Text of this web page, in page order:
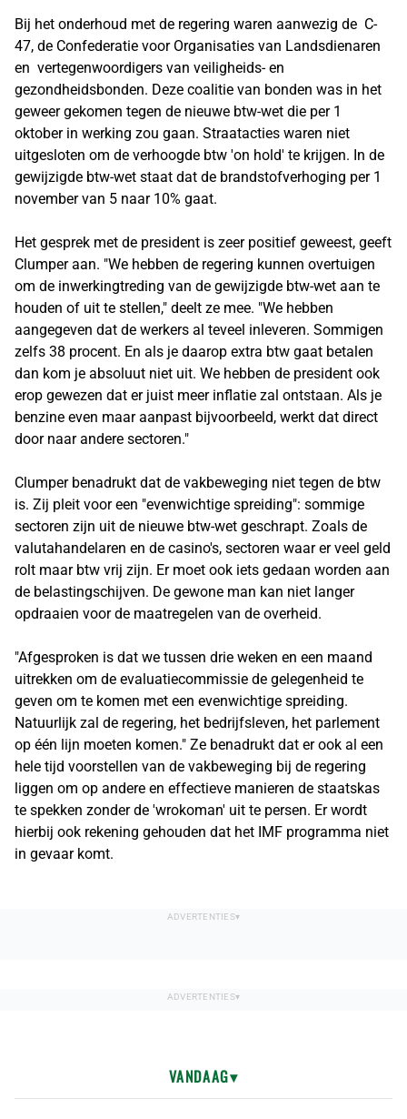
Bij het onderhoud met de regering waren aanwezig de C-
47, de Confederatie voor Organisaties van Landsdienaren
en vertegenwoordigers van veiligheids- en
gezondheidsbonden. Deze coalitie van bonden was in het
geweer gekomen tegen de nieuwe btw-wet die per 1
oktober in werking zou gaan. Straatacties waren niet
uitgesloten om de verhoogde btw 'on hold' te krijgen. In de
gewijzigde btw-wet staat dat de brandstofverhoging per 1
november van 5 naar 10% gaat.
Het gesprek met de president is zeer positief geweest, geeft
Clumper aan. "We hebben de regering kunnen overtuigen
om de inwerkingtreding van de gewijzigde btw-wet aan te
houden of uit te stellen," deelt ze mee. "We hebben
aangegeven dat de werkers al teveel inleveren. Sommigen
zelfs 38 procent. En als je daarop extra btw gaat betalen
dan kom je absoluut niet uit. We hebben de president ook
erop gewezen dat er juist meer inflatie zal ontstaan. Als je
benzine even maar aanpast bijvoorbeeld, werkt dat direct
door naar andere sectoren."
Clumper benadrukt dat de vakbeweging niet tegen de btw
is. Zij pleit voor een "evenwichtige spreiding": sommige
sectoren zijn uit de nieuwe btw-wet geschrapt. Zoals de
valutahandelaren en de casino's, sectoren waar er veel geld
rolt maar btw vrij zijn. Er moet ook iets gedaan worden aan
de belastingschijven. De gewone man kan niet langer
opdraaien voor de maatregelen van de overheid.
"Afgesproken is dat we tussen drie weken en een maand
uitrekken om de evaluatiecommissie de gelegenheid te
geven om te komen met een evenwichtige spreiding.
Natuurlijk zal de regering, het bedrijfsleven, het parlement
op één lijn moeten komen." Ze benadrukt dat er ook al een
hele tijd voorstellen van de vakbeweging bij de regering
liggen om op andere en effectieve manieren de staatskas
te spekken zonder de 'wrokoman' uit te persen. Er wordt
hierbij ook rekening gehouden dat het IMF programma niet
in gevaar komt.
VANDAAG